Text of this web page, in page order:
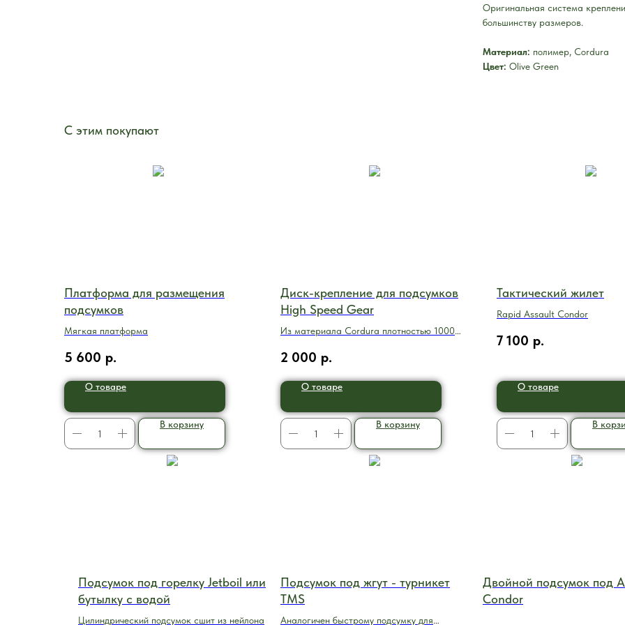
Оригинальная система
большинству размеров.
Материал: полимер, Cordura
Цвет: Olive Green
С этим покупают
Платформа для размещения
подсумков
Мягкая платформа
5 600 р.
О товаре
В корзину
Диск-крепление для подсумков
High Speed Gear
Из материала Cordura плотностью 1000
2 000 р.
О товаре
В корзину
Тактический жилет
Rapid Assault Condor
7 100 р.
О товаре
В
Подсумок под горелку Jetboil или
бутылку с водой
Цилиндрический подсумок сшит из нейлона
Подсумок под жгут - турникет
TMS
Аналогичен быстрому подсумку для
Двойной подсумок под
Condor